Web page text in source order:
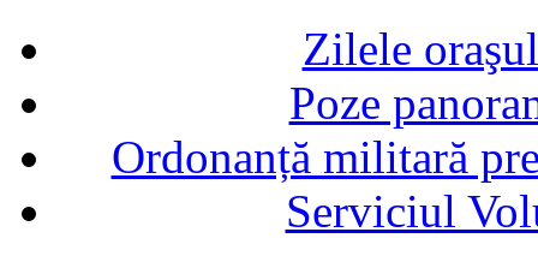
Zilele
Poze
Ordonanță militară
Serviciul